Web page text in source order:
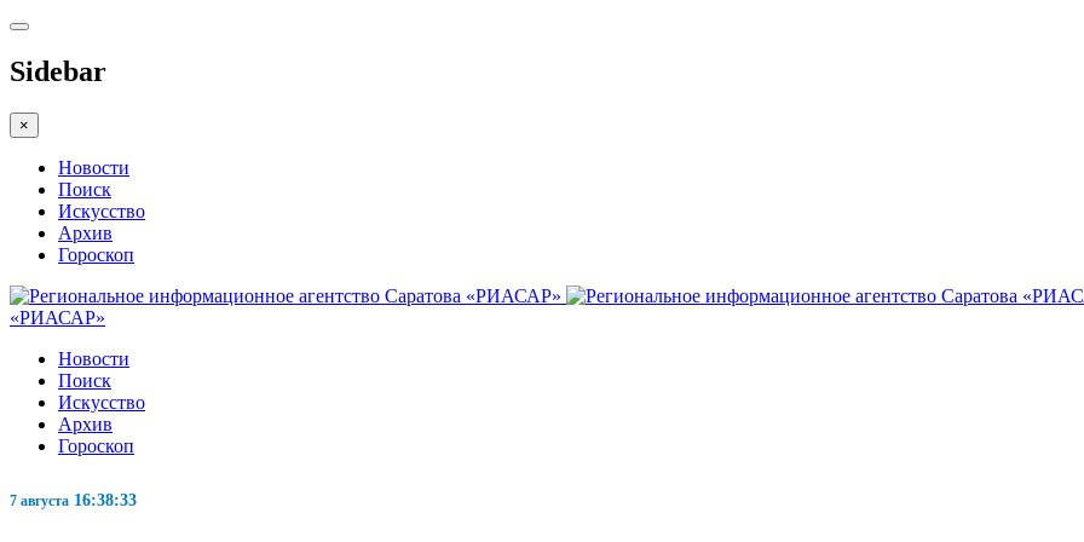
Sidebar
×
Новости
Поиск
Искусство
Архив
Гороскоп
«РИАСАР»
Новости
Поиск
Искусство
Архив
Гороскоп
7 августа 16:38:33